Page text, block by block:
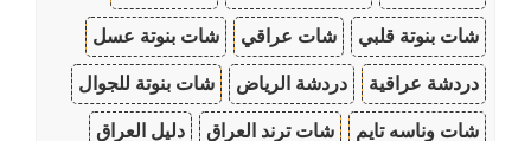
شات بنوتة قلبي شات عراقي شات بنوتة عسل
دردشة عراقية دردشة الرياض شات بنوتة للجوال
شات وناسه تايم شات ترند العراق دليل العراق